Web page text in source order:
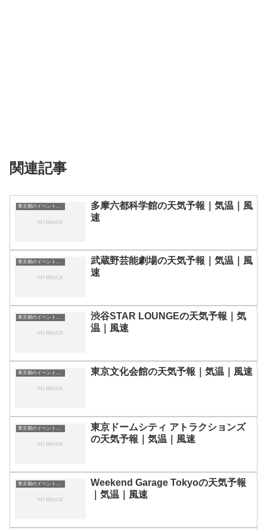
関連記事
東京都のイベント会場一覧
多摩六都科学館の天気予報｜気温｜風
速
東京都のイベント会場一覧
武蔵野芸能劇場の天気予報｜気温｜風
速
東京都のイベント会場一覧
渋谷STAR LOUNGEの天気予報｜気
温｜風速
東京都のイベント会場一覧 東京文化会館の天気予報｜気温｜風速
東京都のイベント会場一覧
東京ドームシティ アトラクションズ
の天気予報｜気温｜風速
東京都のイベント会場一覧
Weekend Garage Tokyoの天気予報
｜気温｜風速